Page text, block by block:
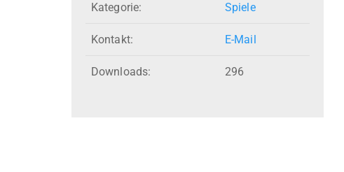
Kategorie: Spiele
Kontakt: E-Mail
Downloads: 296